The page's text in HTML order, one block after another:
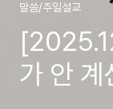
말씀/주일설교
가 안 계